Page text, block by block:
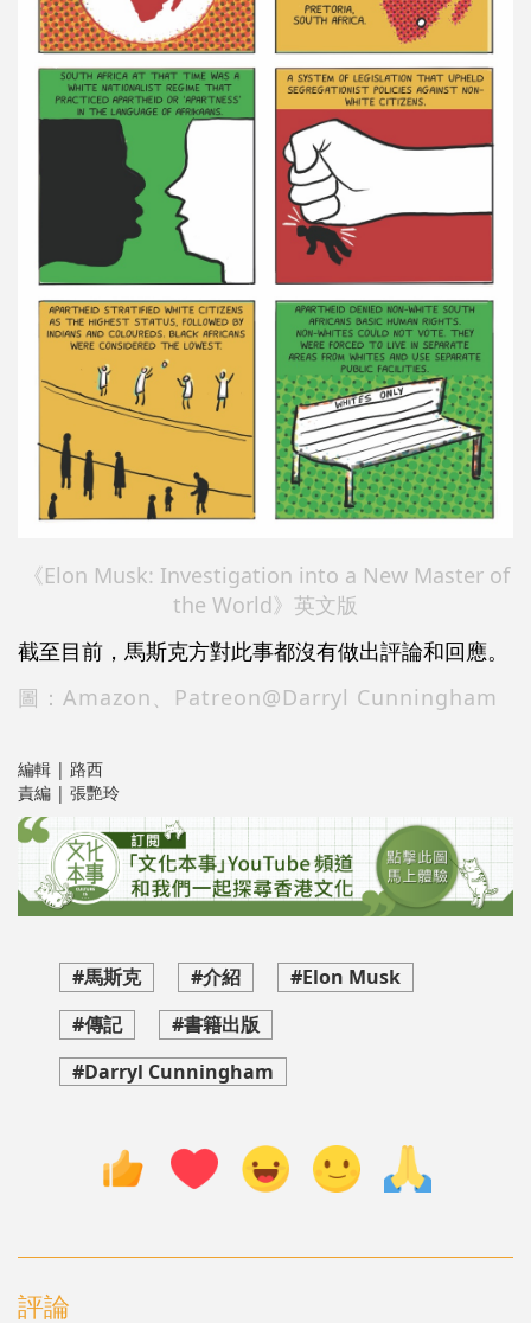
《Elon Musk: Investigation into a New Master of
the World》英文版
截至目前，馬斯克方對此事都沒有做出評論和回應。
圖：Amazon、Patreon@Darryl Cunningham
編輯 | 路西
責編 | 張艷玲
#馬斯克 #介紹
#Elon Musk
#傳記
#書籍出版
#Darryl Cunningham
評論